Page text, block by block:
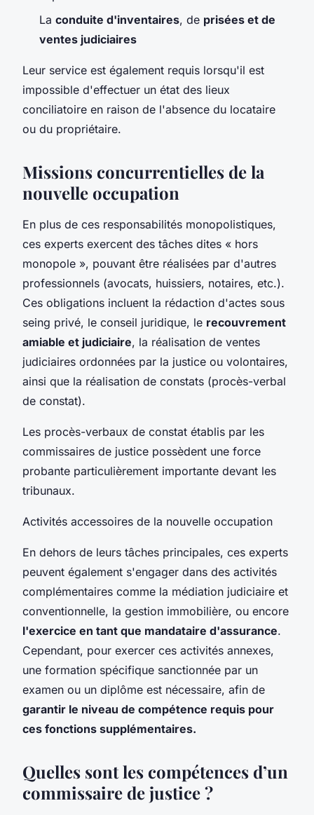
La conduite d'inventaires, de prisées et de
ventes judiciaires
Leur service est également requis lorsqu'il est
impossible d'effectuer un état des lieux
conciliatoire en raison de l'absence du locataire
ou du propriétaire.
Missions concurrentielles de la
nouvelle occupation
En plus de ces responsabilités monopolistiques,
ces experts exercent des tâches dites « hors
monopole », pouvant être réalisées par d'autres
professionnels (avocats, huissiers, notaires, etc.).
Ces obligations incluent la rédaction d'actes sous
seing privé, le conseil juridique, le recouvrement
amiable et judiciaire, la réalisation de ventes
judiciaires ordonnées par la justice ou volontaires,
ainsi que la réalisation de constats (procès-verbal
de constat).
Les procès-verbaux de constat établis par les
commissaires de justice possèdent une force
probante particulièrement importante devant les
tribunaux.
Activités accessoires de la nouvelle occupation
En dehors de leurs tâches principales, ces experts
peuvent également s'engager dans des activités
complémentaires comme la médiation judiciaire et
conventionnelle, la gestion immobilière, ou encore
l'exercice en tant que mandataire d'assurance.
Cependant, pour exercer ces activités annexes,
une formation spécifique sanctionnée par un
examen ou un diplôme est nécessaire, afin de
garantir le niveau de compétence requis pour
ces fonctions supplémentaires.
Quelles sont les compétences d’un
commissaire de justice ?